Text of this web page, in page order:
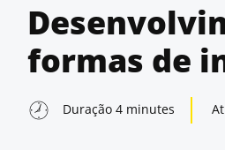
formas de
Duração 4 minutes